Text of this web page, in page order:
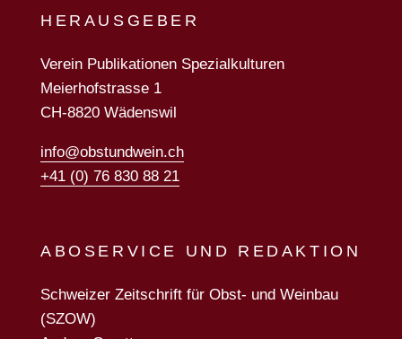
HERAUSGEBER
Verein Publikationen Spezialkulturen
Meierhofstrasse 1
CH-8820 Wädenswil
info@obstundwein.ch
+41 (0) 76 830 88 21
ABOSERVICE UND REDAKTION
Schweizer Zeitschrift für Obst- und Weinbau
(SZOW)